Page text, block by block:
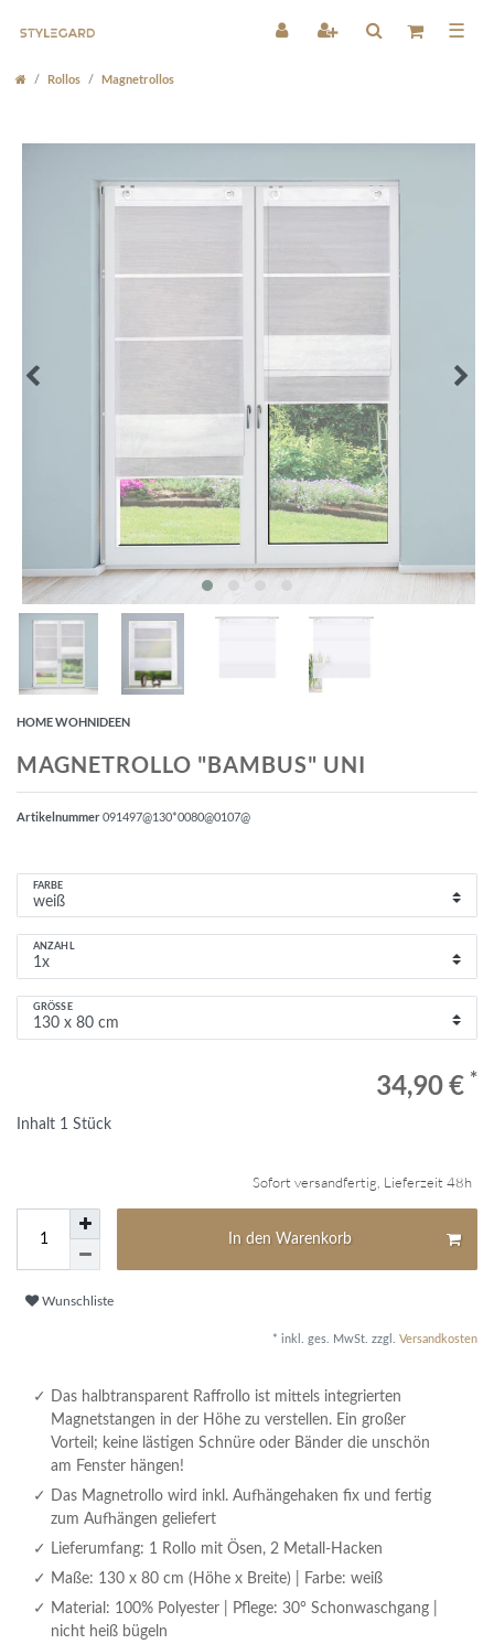
☰
Rollos Magnetrollos
HOME WOHNIDEEN
MAGNETROLLO "BAMBUS" UNI
Artikelnummer091497@130*0080@0107@
FARBE
ANZAHL
GRÖSSE
34,90 € *
Inhalt 1 Stück
Sofort versandfertig, Lieferzeit 48h
In den Warenkorb
Wunschliste
* inkl. ges. MwSt. zzgl. Versandkosten
Das halbtransparent Raffrollo ist mittels integrierten
Magnetstangen in der Höhe zu verstellen. Ein großer
Vorteil; keine lästigen Schnüre oder Bänder die unschön
am Fenster hängen!
Das Magnetrollo wird inkl. Aufhängehaken fix und fertig
zum Aufhängen geliefert
Lieferumfang: 1 Rollo mit Ösen, 2 Metall-Hacken
Maße: 130 x 80 cm (Höhe x Breite) | Farbe: weiß
Material: 100% Polyester | Pflege: 30° Schonwaschgang |
nicht heiß bügeln